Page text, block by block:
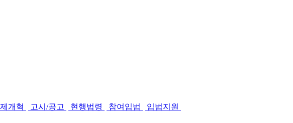
개혁 고시/공고 현행법령 참여입법
입법지원